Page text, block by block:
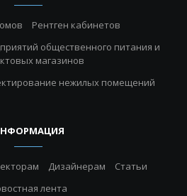
Рентген кабинетов
общественного питания и
магазинов
нежилых помещений
Дизайнерам
Статьи
лента